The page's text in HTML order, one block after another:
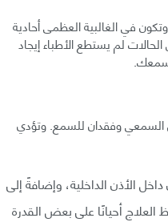
في الغالبية العظمى أحادية
إصابة أو أدوية معينة أو حالة مرضية قادت لها، ولكن في 90% من الحالات لم يستطع الأطباء إيجاد
سمعك.
السمعي وفقدان للسمع. وتؤدي
الأذن الداخلية، وإضافةً إلى
أحيانًا على بعض القدرة